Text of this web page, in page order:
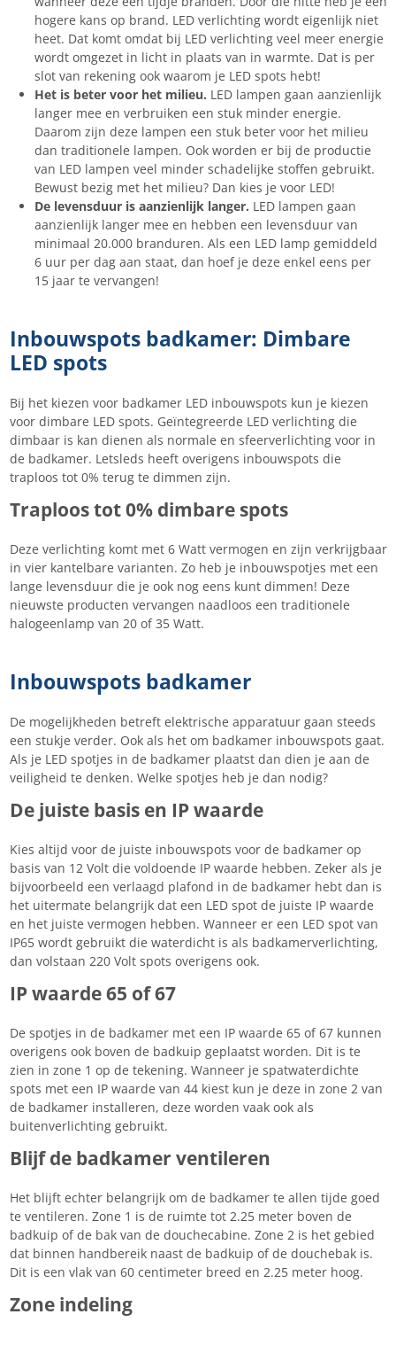
hogere kans op brand. LED verlichting wordt eigenlijk niet
heet. Dat komt omdat bij LED verlichting veel meer energie
wordt omgezet in licht in plaats van in warmte. Dat is per
slot van rekening ook waarom je LED spots hebt!
Het is beter voor het milieu. LED lampen gaan aanzienlijk
langer mee en verbruiken een stuk minder energie.
Daarom zijn deze lampen een stuk beter voor het milieu
dan traditionele lampen. Ook worden er bij de productie
van LED lampen veel minder schadelijke stoffen gebruikt.
Bewust bezig met het milieu? Dan kies je voor LED!
De levensduur is aanzienlijk langer. LED lampen gaan
aanzienlijk langer mee en hebben een levensduur van
minimaal 20.000 branduren. Als een LED lamp gemiddeld
6 uur per dag aan staat, dan hoef je deze enkel eens per
15 jaar te vervangen!
Inbouwspots badkamer: Dimbare
LED spots
Bij het kiezen voor badkamer LED inbouwspots kun je kiezen
voor dimbare LED spots. Geïntegreerde LED verlichting die
dimbaar is kan dienen als normale en sfeerverlichting voor in
de badkamer. Letsleds heeft overigens inbouwspots die
traploos tot 0% terug te dimmen zijn.
Traploos tot 0% dimbare spots
Deze verlichting komt met 6 Watt vermogen en zijn verkrijgbaar
in vier kantelbare varianten. Zo heb je inbouwspotjes met een
lange levensduur die je ook nog eens kunt dimmen! Deze
nieuwste producten vervangen naadloos een traditionele
halogeenlamp van 20 of 35 Watt.
Inbouwspots badkamer
De mogelijkheden betreft elektrische apparatuur gaan steeds
een stukje verder. Ook als het om badkamer inbouwspots gaat.
Als je LED spotjes in de badkamer plaatst dan dien je aan de
veiligheid te denken. Welke spotjes heb je dan nodig?
De juiste basis en IP waarde
Kies altijd voor de juiste inbouwspots voor de badkamer op
basis van 12 Volt die voldoende IP waarde hebben. Zeker als je
bijvoorbeeld een verlaagd plafond in de badkamer hebt dan is
het uitermate belangrijk dat een LED spot de juiste IP waarde
en het juiste vermogen hebben. Wanneer er een LED spot van
IP65 wordt gebruikt die waterdicht is als badkamerverlichting,
dan volstaan 220 Volt spots overigens ook.
IP waarde 65 of 67
De spotjes in de badkamer met een IP waarde 65 of 67 kunnen
overigens ook boven de badkuip geplaatst worden. Dit is te
zien in zone 1 op de tekening. Wanneer je spatwaterdichte
spots met een IP waarde van 44 kiest kun je deze in zone 2 van
de badkamer installeren, deze worden vaak ook als
buitenverlichting gebruikt.
Blijf de badkamer ventileren
Het blijft echter belangrijk om de badkamer te allen tijde goed
te ventileren. Zone 1 is de ruimte tot 2.25 meter boven de
badkuip of de bak van de douchecabine. Zone 2 is het gebied
dat binnen handbereik naast de badkuip of de douchebak is.
Dit is een vlak van 60 centimeter breed en 2.25 meter hoog.
Zone indeling